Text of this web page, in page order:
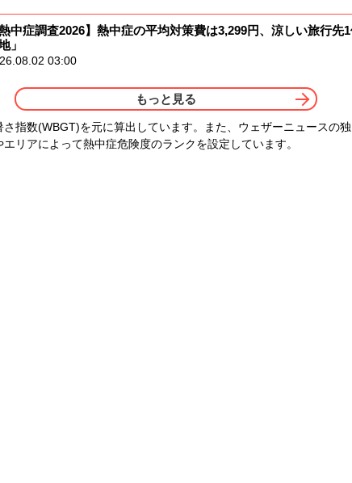
熱中症調査2026】熱中症の平均対策費は3,299円、涼しい旅行先
」
03:00
もっと見る
指数(WBGT)を元に算出しています。また、ウェザーニュースの
リアによって熱中症危険度のランクを設定しています。